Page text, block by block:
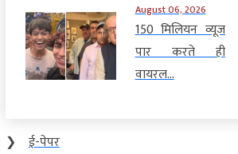
August 06, 2026
150 मिलियन व्यूज
पार करते ही
वायरल...
❯
ई-पेपर